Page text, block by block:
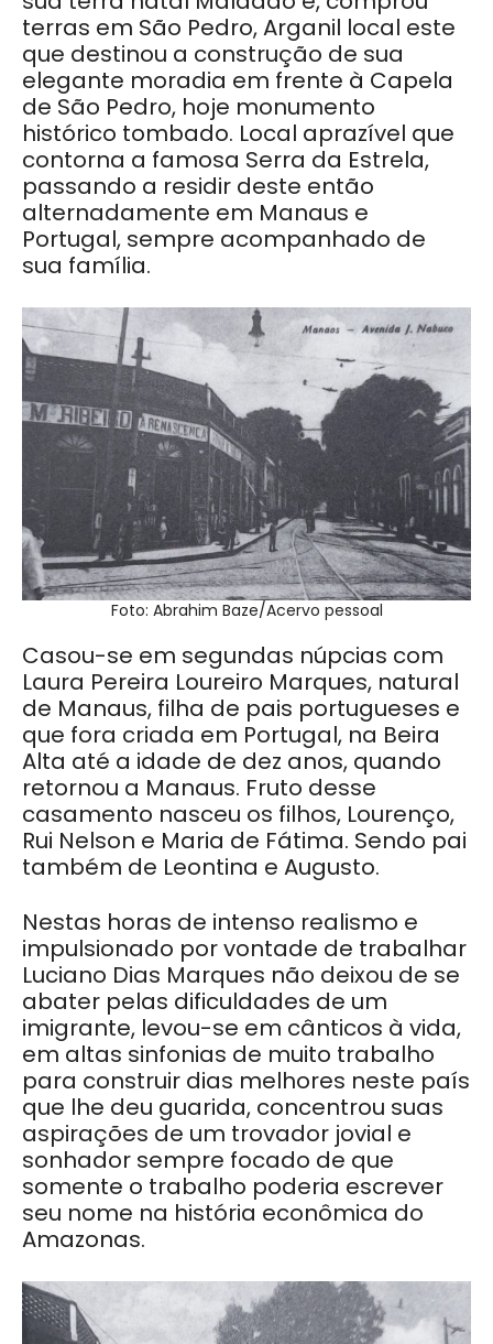
terras em São Pedro, Arganil local este
que destinou a construção de sua
elegante moradia em frente à Capela
de São Pedro, hoje monumento
histórico tombado. Local aprazível que
contorna a famosa Serra da Estrela,
passando a residir deste então
alternadamente em Manaus e
Portugal, sempre acompanhado de
sua família.
Foto: Abrahim Baze/Acervo pessoal
Casou-se em segundas núpcias com
Laura Pereira Loureiro Marques, natural
de Manaus, filha de pais portugueses e
que fora criada em Portugal, na Beira
Alta até a idade de dez anos, quando
retornou a Manaus. Fruto desse
casamento nasceu os filhos, Lourenço,
Rui Nelson e Maria de Fátima. Sendo pai
também de Leontina e Augusto.
Nestas horas de intenso realismo e
impulsionado por vontade de trabalhar
Luciano Dias Marques não deixou de se
abater pelas dificuldades de um
imigrante, levou-se em cânticos à vida,
em altas sinfonias de muito trabalho
para construir dias melhores neste país
que lhe deu guarida, concentrou suas
aspirações de um trovador jovial e
sonhador sempre focado de que
somente o trabalho poderia escrever
seu nome na história econômica do
Amazonas.